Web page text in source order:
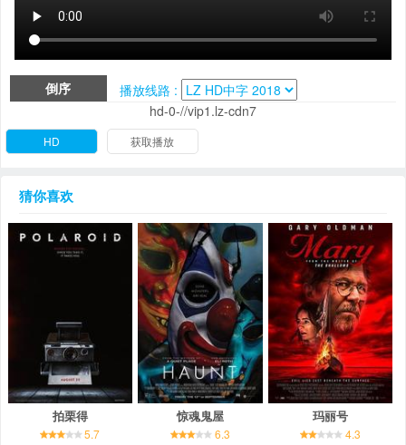
倒序
播放线路 :
hd-0-//vip1.lz-cdn7
HD 获取播放
猜你喜欢
拍栗得
5.7
惊魂鬼屋
6.3
玛丽号
4.3